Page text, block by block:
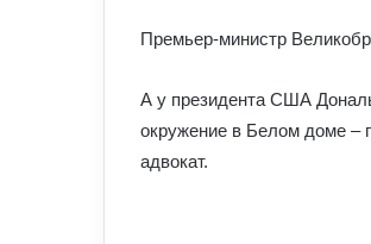
Премьер-министр
А у президента США
окружение в Белом доме –
адвокат.